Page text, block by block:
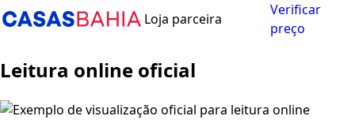
Loja parceira
Verificar
preço
Leitura online oficial